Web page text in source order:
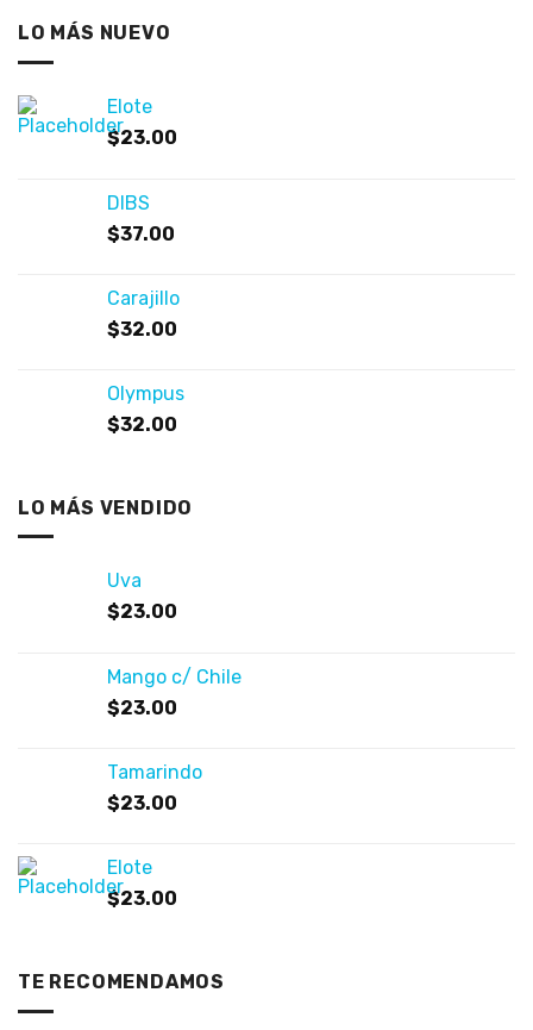
LO MÁS NUEVO
Elote
$23.00
DIBS
$37.00
Carajillo
$32.00
Olympus
$32.00
LO MÁS VENDIDO
Uva
$23.00
Mango c/ Chile
$23.00
Tamarindo
$23.00
Elote
$23.00
TE RECOMENDAMOS